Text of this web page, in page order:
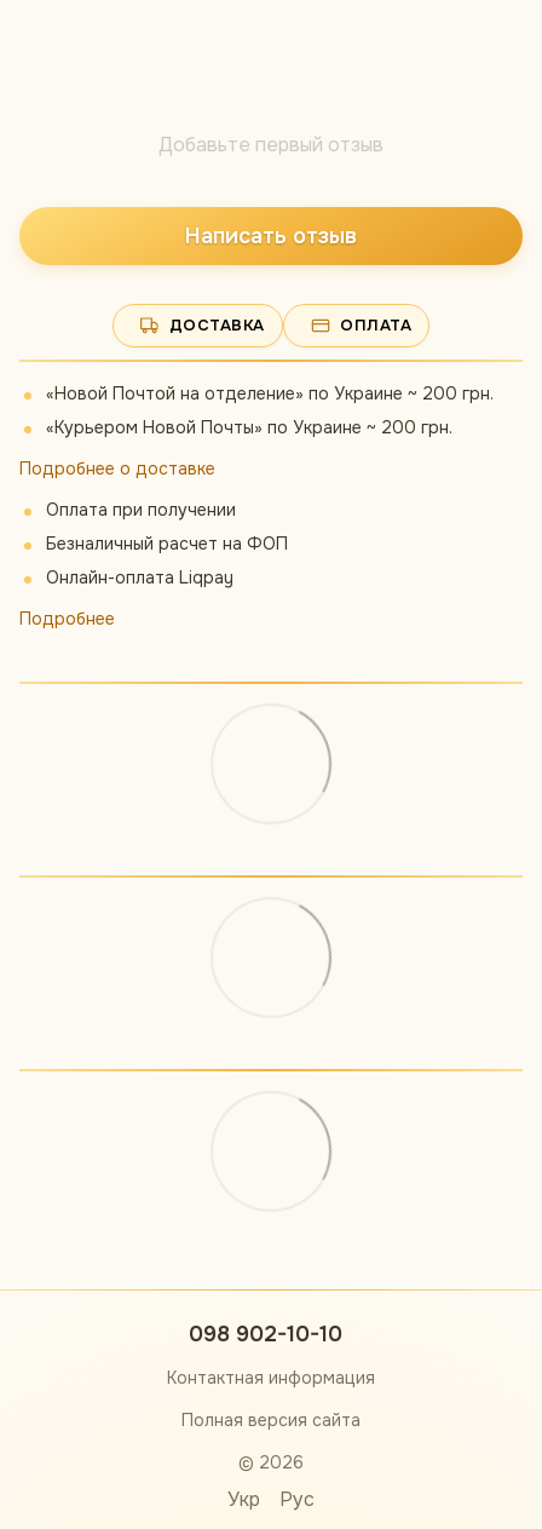
Добавьте первый отзыв
Написать отзыв
ДОСТАВКА ОПЛАТА
«Новой Почтой на отделение» по Украине ~ 200 грн.
«Курьером Новой Почты» по Украине ~ 200 грн.
Подробнее о доставке
Оплата при получении
Безналичный расчет на ФОП
Онлайн-оплата Liqpay
Подробнее
098 902-10-10
Контактная информация
Полная версия сайта
© 2026
Укр Рус